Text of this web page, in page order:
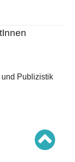
Publizistik